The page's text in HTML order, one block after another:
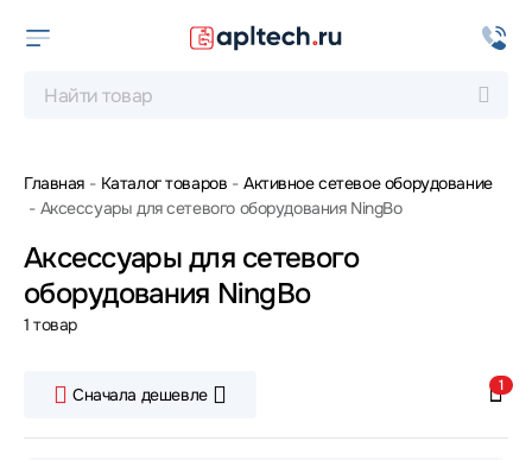
Главная Каталог товаров
Активное сетевое оборудование
Аксессуары для сетевого оборудования NingBo
Аксессуары для сетевого
оборудования NingBo
1 товар
Сначала дешевле 1